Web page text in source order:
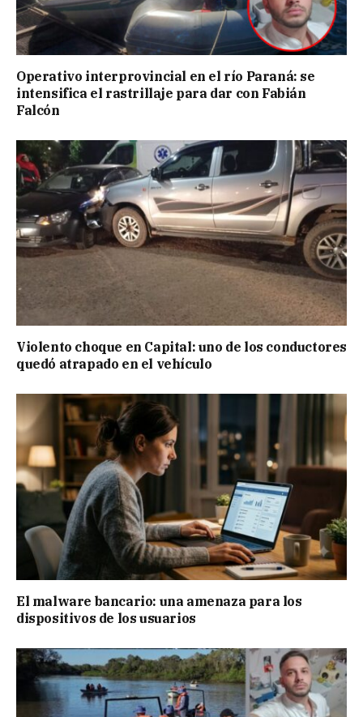
Operativo interprovincial en el río Paraná: se
intensifica el rastrillaje para dar con Fabián
Falcón
Violento choque en Capital: uno de los conductores
quedó atrapado en el vehículo
El malware bancario: una amenaza para los
dispositivos de los usuarios